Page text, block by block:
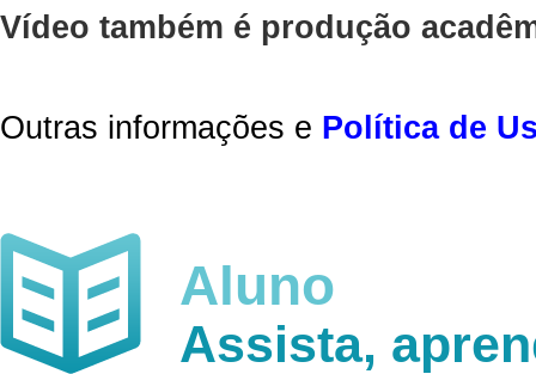
Vídeo também é produção
Outras informações e Política de
Aluno
Assista,